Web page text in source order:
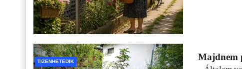
TIZENHETEDIK Majdnem